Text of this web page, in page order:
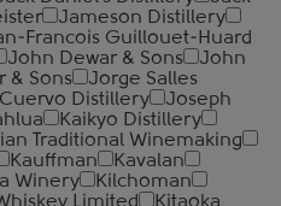
Jameson Distillery
Francois Guillouet-Huard
John Dewar & Sons
John
& Sons
Jorge Salles
Distillery
Joseph
Kaikyo Distillery
Traditional Winemaking
Kauffman
Kavalan
Winery
Kilchoman